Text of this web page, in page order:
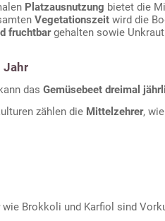
Platzausnutzung bietet die
Vegetationszeit wird die
fruchtbargehalten sowie
Jahr
das Gemüsebeet dreimal
zählen die Mittelzehrer,
wie Brokkoli und Karfiol sind